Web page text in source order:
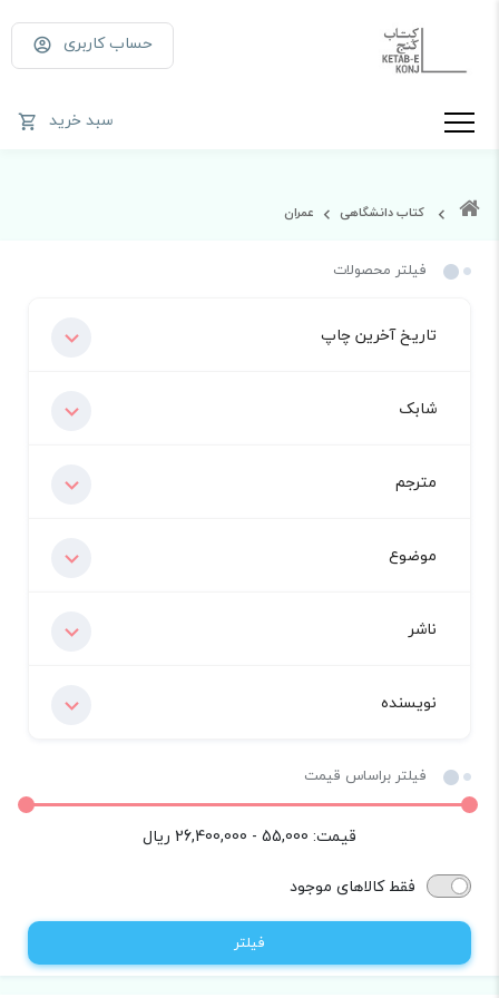
حساب کاربری
سبد خرید
کتاب دانشگاهی عمران
فیلتر محصولات
تاریخ آخرین چاپ
شابک
مترجم
موضوع
ناشر
نویسنده
فیلتر براساس قیمت
قیمت: 55,000 - 26,400,000
ریال
فقط کالاهای موجود
فیلتر